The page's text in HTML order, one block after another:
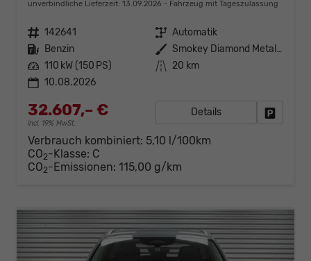
unverbindliche Lieferzeit: 13.09.2026 Fahrzeug mit Tageszulassung
Fahrzeugnr. 142641 Getriebe Automatik
Kraftstoff Benzin Außenfarbe
Smokey Diamond Metallic ()
Leistung 110 kW (150 PS) Kilometerstand 20 km
10.08.2026
32.607,– €
incl. 19% MwSt.
Details
Verbrauch kombiniert: 5,10 l/100km
CO2-Klasse: C
CO2-Emissionen: 115,00 g/km